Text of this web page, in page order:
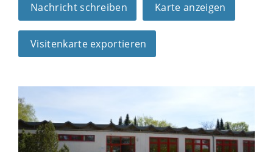
Nachricht schreiben Karte anzeigen
Visitenkarte exportieren